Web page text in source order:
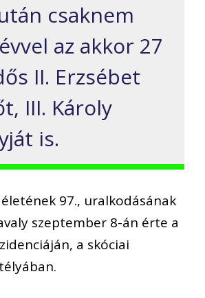
csaknem
az akkor 27
II. Erzsébet
III. Károly
is.
97., uralkodásának
szeptember 8-án érte a
a skóciai